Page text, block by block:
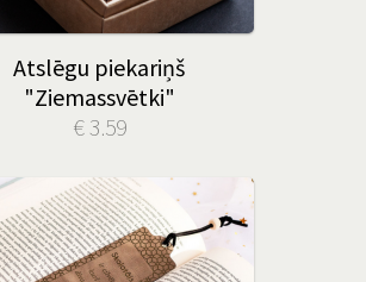
Atslēgu piekariņš
"Ziemassvētki"
€ 3.59